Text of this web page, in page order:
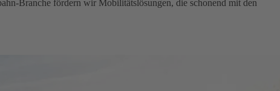
Branche fördern wir Mobilitätslösungen, die schonend mit den